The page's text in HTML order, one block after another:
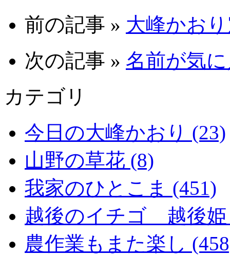
前の記事 » 大峰かお
次の記事 » 名前が気
カテゴリ
今日の大峰かおり (23)
山野の草花 (8)
我家のひとこま (451)
越後のイチゴ 越後姫
農作業もまた楽し